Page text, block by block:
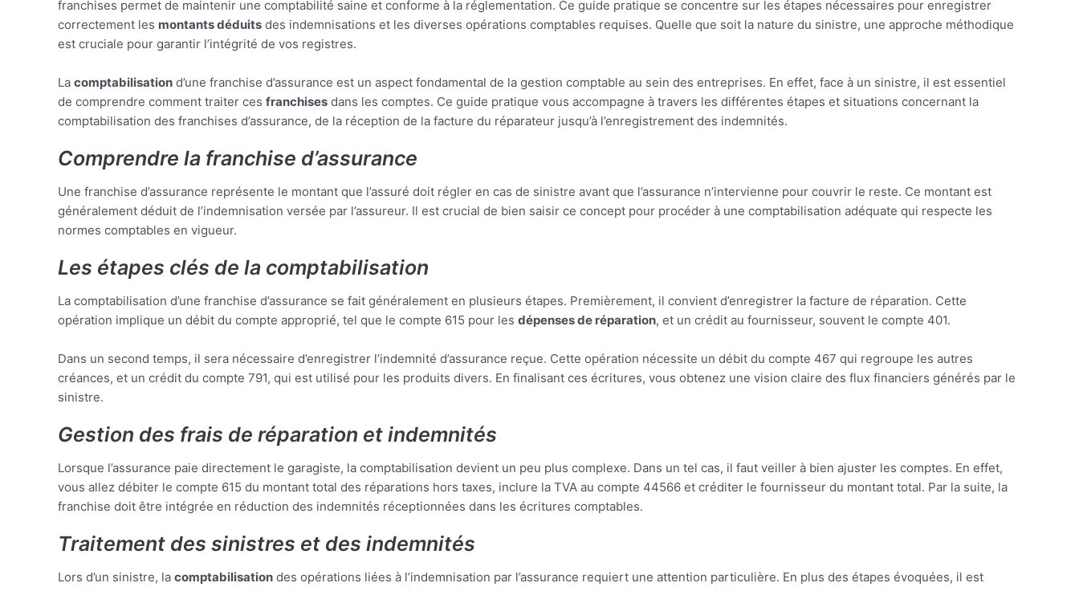
franchises permet de maintenir une comptabilité saine et conforme à la réglementation. Ce guide pratique se concentre sur les étapes nécessaires pour enregistrer
correctement les montants déduits des indemnisations et les diverses opérations comptables requises. Quelle que soit la nature du sinistre, une approche méthodique
est cruciale pour garantir l’intégrité de vos registres.
La comptabilisation d’une franchise d’assurance est un aspect fondamental de la gestion comptable au sein des entreprises. En effet, face à un sinistre, il est essentiel
de comprendre comment traiter ces franchises dans les comptes. Ce guide pratique vous accompagne à travers les différentes étapes et situations concernant la
comptabilisation des franchises d’assurance, de la réception de la facture du réparateur jusqu’à l’enregistrement des indemnités.
Comprendre la franchise d’assurance
Une franchise d’assurance représente le montant que l’assuré doit régler en cas de sinistre avant que l’assurance n’intervienne pour couvrir le reste. Ce montant est
généralement déduit de l’indemnisation versée par l’assureur. Il est crucial de bien saisir ce concept pour procéder à une comptabilisation adéquate qui respecte les
normes comptables en vigueur.
Les étapes clés de la comptabilisation
La comptabilisation d’une franchise d’assurance se fait généralement en plusieurs étapes. Premièrement, il convient d’enregistrer la facture de réparation. Cette
opération implique un débit du compte approprié, tel que le compte 615 pour les dépenses de réparation, et un crédit au fournisseur, souvent le compte 401.
Dans un second temps, il sera nécessaire d’enregistrer l’indemnité d’assurance reçue. Cette opération nécessite un débit du compte 467 qui regroupe les autres
créances, et un crédit du compte 791, qui est utilisé pour les produits divers. En finalisant ces écritures, vous obtenez une vision claire des flux financiers générés par le
sinistre.
Gestion des frais de réparation et indemnités
Lorsque l’assurance paie directement le garagiste, la comptabilisation devient un peu plus complexe. Dans un tel cas, il faut veiller à bien ajuster les comptes. En effet,
vous allez débiter le compte 615 du montant total des réparations hors taxes, inclure la TVA au compte 44566 et créditer le fournisseur du montant total. Par la suite, la
franchise doit être intégrée en réduction des indemnités réceptionnées dans les écritures comptables.
Traitement des sinistres et des indemnités
Lors d’un sinistre, la comptabilisation des opérations liées à l’indemnisation par l’assurance requiert une attention particulière. En plus des étapes évoquées, il est